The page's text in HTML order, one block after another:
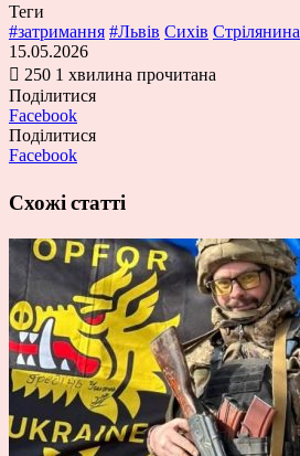
Теги
#затримання #Львів Сихів Стрілянина
15.05.2026
250 1 хвилина прочитана
Поділитися
Facebook
Поділитися
Facebook
Схожі статті